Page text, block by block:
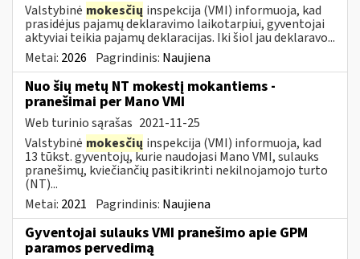
Valstybinė mokesčių inspekcija (VMI) informuoja, kad
prasidėjus pajamų deklaravimo laikotarpiui, gyventojai
aktyviai teikia pajamų deklaracijas. Iki šiol jau deklaravo...
Metai: 2026 Pagrindinis: Naujiena
Nuo šių metų NT mokestį mokantiems -
pranešimai per Mano VMI
Web turinio sąrašas 2021-11-25
Valstybinė mokesčių inspekcija (VMI) informuoja, kad
13 tūkst. gyventojų, kurie naudojasi Mano VMI, sulauks
pranešimų, kviečiančių pasitikrinti nekilnojamojo turto
(NT)...
Metai: 2021 Pagrindinis: Naujiena
Gyventojai sulauks VMI pranešimo apie GPM
paramos pervedimą